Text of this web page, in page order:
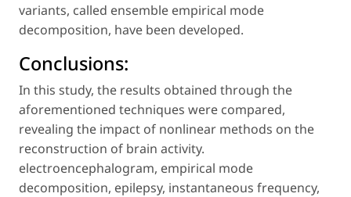
variants, called ensemble empirical mode
decomposition, have been developed.
Conclusions:
In this study, the results obtained through the
aforementioned techniques were compared,
revealing the impact of nonlinear methods on the
reconstruction of brain activity.
electroencephalogram, empirical mode
decomposition, epilepsy, instantaneous frequency,